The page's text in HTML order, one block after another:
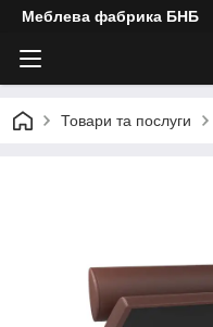
Меблева фабрика БНБ
Товари та послуги